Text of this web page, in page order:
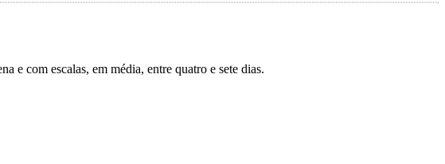
e com escalas, em média, entre quatro e sete dias.